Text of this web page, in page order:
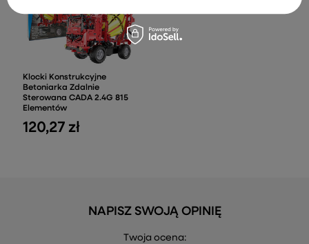
Klocki Konstrukcyjne
Betoniarka Zdalnie
Sterowana CADA 2.4G 815
Elementów
120,27 zł
NAPISZ SWOJĄ OPINIĘ
Twoja ocena: